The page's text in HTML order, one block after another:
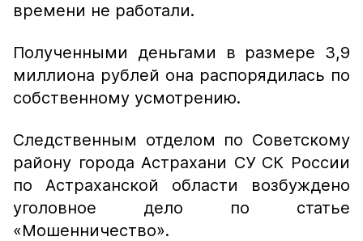
времени не работали.
Полученными деньгами в размере 3,9
миллиона рублей она распорядилась по
собственному усмотрению.
Следственным отделом по Советскому
району города Астрахани СУ СК России
по Астраханской области возбуждено
уголовное дело по статье
«Мошенничество».